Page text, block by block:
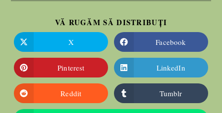
VĂ RUGĂM SĂ DISTRIBUȚI
X Facebook
Pinterest LinkedIn
Reddit Tumblr